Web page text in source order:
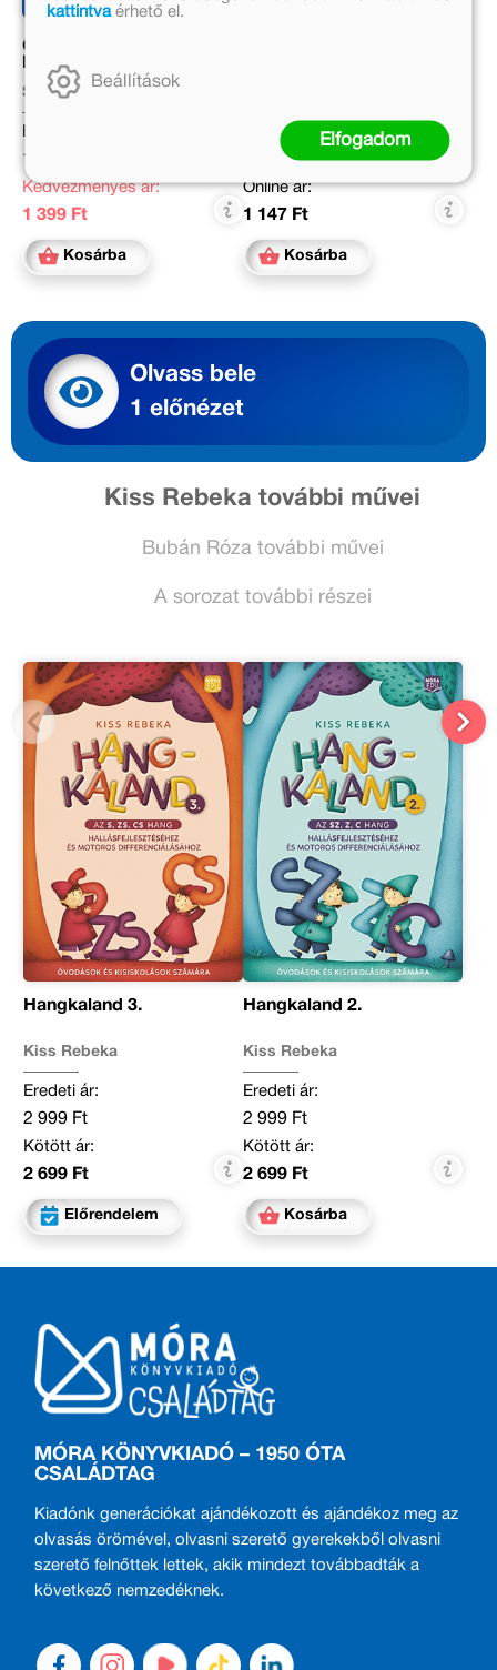
Csodatoll - Első
Matekfüzetem
Silvana Benaghi
Eredeti ár:
1 999 Ft
Kedvezményes ár:
1 399 Ft
Kosárba
Eredeti ár:
1 399 Ft
Online ár:
1 147 Ft
Kosárba
Olvass bele
1 előnézet
Kiss Rebeka további művei
Bubán Róza további művei
A sorozat további részei
Hangkaland 3.
Kiss Rebeka
Eredeti ár:
2 999 Ft
Kötött ár:
2 699 Ft
Előrendelem
Hangkaland 2.
Kiss Rebeka
Eredeti ár:
2 999 Ft
Kötött ár:
2 699 Ft
Kosárba
MÓRA KÖNYVKIADÓ – 1950 ÓTA
CSALÁDTAG
Kiadónk generációkat ajándékozott és ajándékoz meg az
olvasás örömével, olvasni szerető gyerekekből olvasni
szerető felnőttek lettek, akik mindezt továbbadták a
következő nemzedéknek.
kattintvaérhető el.
Beállítások
Elfogadom